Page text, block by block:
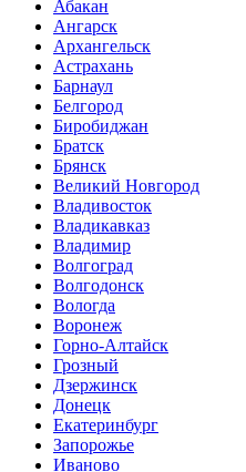
Абакан
Ангарск
Архангельск
Астрахань
Барнаул
Белгород
Биробиджан
Братск
Брянск
Великий Новгород
Владивосток
Владикавказ
Владимир
Волгоград
Волгодонск
Вологда
Воронеж
Горно-Алтайск
Грозный
Дзержинск
Донецк
Екатеринбург
Запорожье
Иваново